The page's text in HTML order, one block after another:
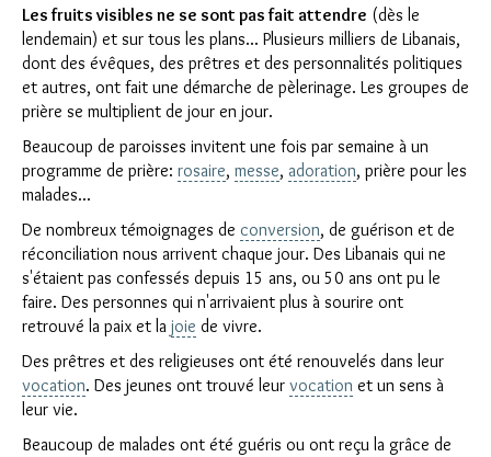
Les fruits visibles ne se sont pas fait attendre (dès le
lendemain) et sur tous les plans... Plusieurs milliers de Libanais,
dont des évêques, des prêtres et des personnalités politiques
et autres, ont fait une démarche de pèlerinage. Les groupes de
prière se multiplient de jour en jour.
Beaucoup de paroisses invitent une fois par semaine à un
programme de prière: rosaire, messe, adoration, prière pour les
malades...
De nombreux témoignages de conversion, de guérison et de
réconciliation nous arrivent chaque jour. Des Libanais qui ne
s'étaient pas confessés depuis 15 ans, ou 50 ans ont pu le
faire. Des personnes qui n'arrivaient plus à sourire ont
retrouvé la paix et la joie de vivre.
Des prêtres et des religieuses ont été renouvelés dans leur
vocation. Des jeunes ont trouvé leur vocation et un sens à
leur vie.
Beaucoup de malades ont été guéris ou ont reçu la grâce de